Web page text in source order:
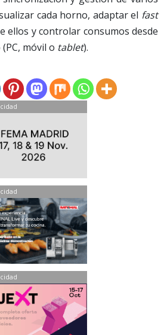
cada horno, adaptar el fast
ellos y controlar consumos desde
móvil o tablet).